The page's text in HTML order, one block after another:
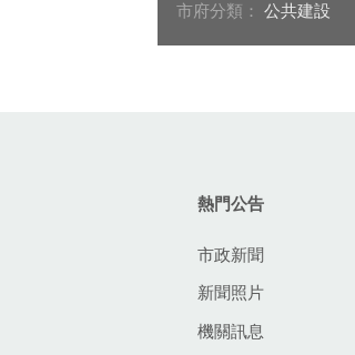
市府分類： 公共建設
熱門公告
市政新聞
新聞照片
機關訊息